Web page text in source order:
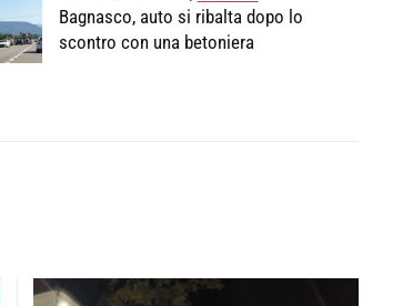
Bagnasco, auto si ribalta dopo lo
scontro con una betoniera